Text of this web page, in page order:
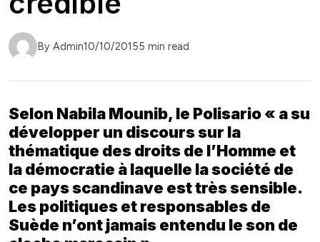
By Admin10/10/20155 min read
Selon Nabila Mounib, le Polisario « a su
développer un discours sur la
thématique des droits de l’Homme et
la démocratie à laquelle la société de
ce pays scandinave est très sensible.
Les politiques et responsables de
Suède n’ont jamais entendu le son de